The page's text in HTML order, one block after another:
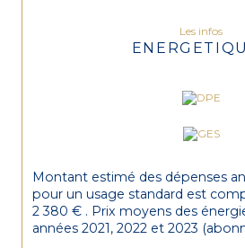
Les infos
Montant estimé des dépenses
pour un usage standard est
2 380 € . Prix moyens des
années 2021, 2022 et 2023